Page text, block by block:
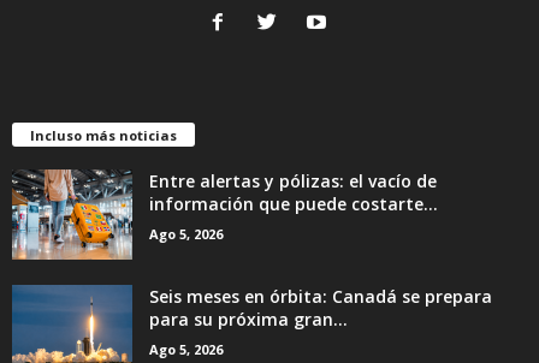
Incluso más noticias
Entre alertas y pólizas: el vacío de
información que puede costarte...
Ago 5, 2026
Seis meses en órbita: Canadá se prepara
para su próxima gran...
Ago 5, 2026